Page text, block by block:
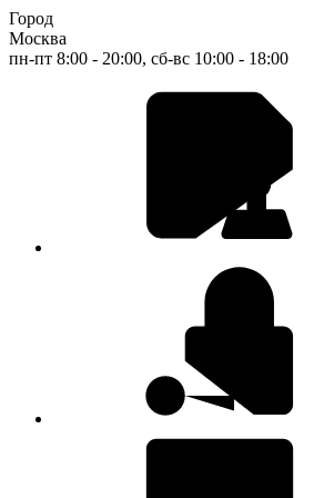
Город
Москва
пн-пт 8:00 - 20:00, сб-вс 10:00 - 18:00